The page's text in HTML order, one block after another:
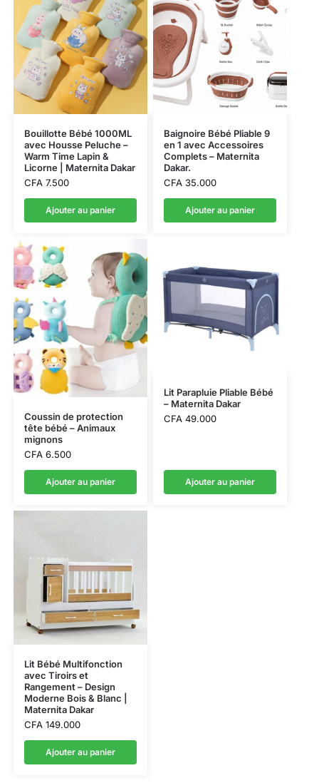
Bouillotte Bébé 1000ML
avec Housse Peluche –
Warm Time Lapin &
Licorne | Maternita Dakar
CFA7.500
Ajouter au panier
Baignoire Bébé Pliable 9
en 1 avec Accessoires
Complets – Maternita
Dakar.
CFA35.000
Ajouter au panier
Coussin de protection
tête bébé – Animaux
mignons
CFA6.500
Ajouter au panier
Lit Parapluie Pliable Bébé
– Maternita Dakar
CFA49.000
Ajouter au panier
Lit Bébé Multifonction
avec Tiroirs et
Rangement – Design
Moderne Bois & Blanc |
Maternita Dakar
CFA149.000
Ajouter au panier